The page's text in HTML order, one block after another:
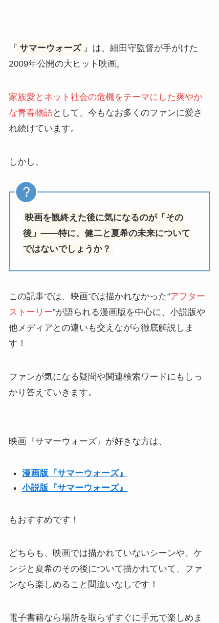
『 サマーウォーズ 』は、細田守監督が手がけた
2009年公開の大ヒット映画。
家族愛とネット社会の危機をテーマにした爽やか
な青春物語として、今もなお多くのファンに愛さ
れ続けています。
しかし、
映画を観終えた後に気になるのが「その
後」――特に、健二と夏希の未来について
ではないでしょうか？
この記事では、映画では描かれなかった“アフター
ストーリー”が語られる漫画版を中心に、小説版や
他メディアとの違いも交えながら徹底解説しま
す！
ファンが気になる疑問や関連検索ワードにもしっ
かり答えていきます。
映画『サマーウォーズ』が好きな方は、
漫画版『サマーウォーズ』
小説版『サマーウォーズ』
もおすすめです！
どちらも、映画では描かれていないシーンや、ケ
ンジと夏希のその後について描かれていて、ファ
ンなら楽しめること間違いなしです！
電子書籍なら場所を取らずすぐに手元で楽しめま